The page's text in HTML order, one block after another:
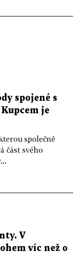
spojené s
je
společně
část svého
V
víc než o